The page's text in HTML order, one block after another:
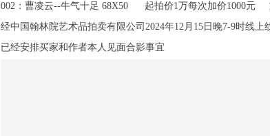
002：曹凌云--牛气十足 68X50 起拍价1万每次加价1000元
经中国翰林院艺术品拍卖有限公司2024年12月15日晚7-9时线
已经安排买家和作者本人见面合影事宜